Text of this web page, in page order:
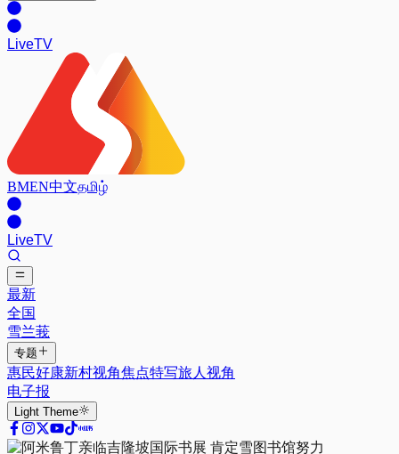
LiveTV
BMEN中文தமிழ்
LiveTV
最新
全国
雪兰莪
专题
惠民好康新村视角焦点特写旅人视角
电子报
Light Theme